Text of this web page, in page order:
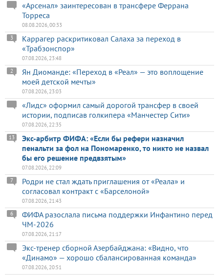
«Арсенал» заинтересован в трансфере Феррана
Торреса
08.08.2026, 00:33
Каррагер раскритиковал Салаха за переход в
«Трабзонспор»
3
07.08.2026, 23:48
Ян Диоманде: «Переход в «Реал» — это воплощение
моей детской мечты»
2
07.08.2026, 23:03
«Лидс» оформил самый дорогой трансфер в своей
истории, подписав голкипера «Манчестер Сити»
07.08.2026, 22:35
Экс-арбитр ФИФА: «Если бы рефери назначил
пенальти за фол на Пономаренко, то никто не назвал
бы его решение предвзятым»
13
07.08.2026, 22:09
Родри не стал ждать приглашения от «Реала» и
согласовал контракт с «Барселоной»
7
07.08.2026, 21:43
ФИФА разослала письма поддержки Инфантино перед
ЧМ-2026
6
07.08.2026, 21:17
Экс-тренер сборной Азербайджана: «Видно, что
«Динамо» — хорошо сбалансированная команда»
07.08.2026, 20:51